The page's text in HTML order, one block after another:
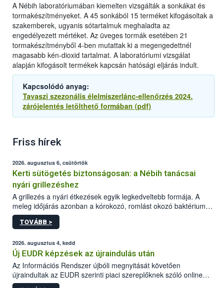
A Nébih laboratóriumában kiemelten vizsgálták a sonkákat és
tormakészítményeket. A 45 sonkából 15 terméket kifogásoltak a
szakemberek, ugyanis sótartalmuk meghaladta az
engedélyezett mértéket. Az üveges tormák esetében 21
tormakészítményből 4-ben mutattak ki a megengedettnél
magasabb kén-dioxid tartalmat. A laboratóriumi vizsgálat
alapján kifogásolt termékek kapcsán hatósági eljárás indult.
Kapcsolódó anyag:
Tavaszi szezonális élelmiszerlánc-ellenőrzés 2024.
zárójelentés letölthető formában (pdf)
Friss hírek
2026. augusztus 6, csütörtök
Kerti sütögetés biztonságosan: a Nébih tanácsai
nyári grillezéshez
A grillezés a nyári étkezések egyik legkedveltebb formája. A
meleg időjárás azonban a kórokozó, romlást okozó baktériumok
gyorsabb szaporodásának is kedvez. A szabadtéri sütögetés
ezért nem csupán a megfelelő sütési technikáról szól: legalább
higiéniai szabályok betartása, a megfelelő hőkezelés, valamint a
maradékok szakszerű tárolása. A Nemzeti Élelmiszerlánc-
biztonsági Hivatal (Nébih) Oktatási Programja összegyűjtötte a
biztonságos grillezés legfontosabb tudnivalóit.
TOVÁBB >
2026. augusztus 4, kedd
Új EUDR képzések az újraindulás után
Az Információs Rendszer újbóli megnyitását követően
újraindultak az EUDR szerinti piaci szereplőknek szóló online
képzések.